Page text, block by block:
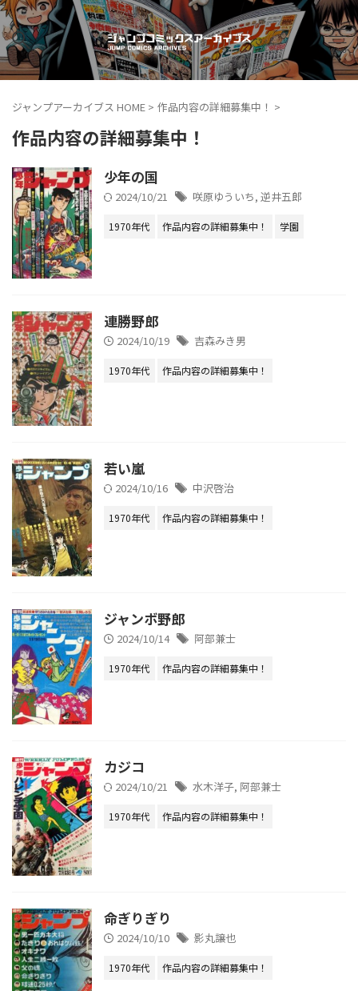
ジャンプアーカイブス HOME > 作品内容の詳細募集中！ >
作品内容の詳細募集中！
少年の国
2024/10/21 咲原ゆういち, 逆井五郎
1970年代 作品内容の詳細募集中！ 学園
連勝野郎
2024/10/19 吉森みき男
1970年代 作品内容の詳細募集中！
若い嵐
2024/10/16 中沢啓治
1970年代 作品内容の詳細募集中！
ジャンボ野郎
2024/10/14 阿部兼士
1970年代 作品内容の詳細募集中！
カジコ
2024/10/21 水木洋子, 阿部兼士
1970年代 作品内容の詳細募集中！
命ぎりぎり
2024/10/10 影丸譲也
1970年代 作品内容の詳細募集中！